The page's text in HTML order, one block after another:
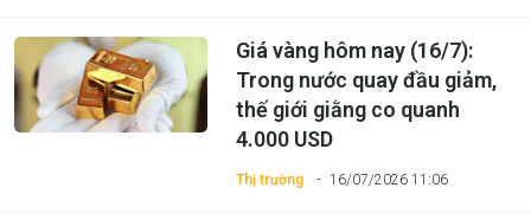
Thị trường 16/07/2026 11:06
Giá vàng hôm nay (16/7):
Trong nước quay đầu giảm,
thế giới giằng co quanh
4.000 USD